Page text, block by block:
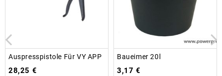
Auspresspistole Für VY APP
28,25 €
Baueimer 20l
3,17 €